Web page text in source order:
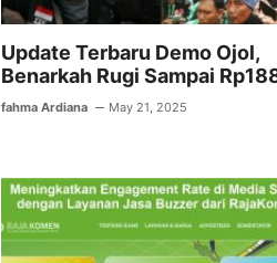
Update Terbaru Demo Ojol,
Benarkah Rugi Sampai
fahma Ardiana May 21, 2025